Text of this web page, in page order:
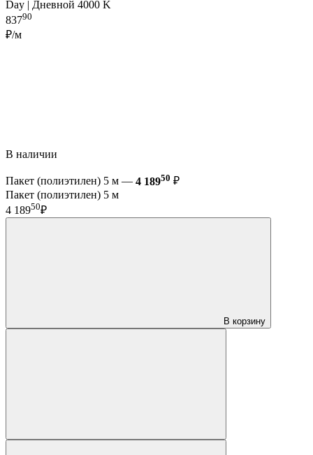
Day | Дневной 4000 K
83790
₽/м
В наличии
Пакет (полиэтилен) 5 м — 4 18950 ₽
Пакет (полиэтилен) 5 м
4 18950₽
В корзину